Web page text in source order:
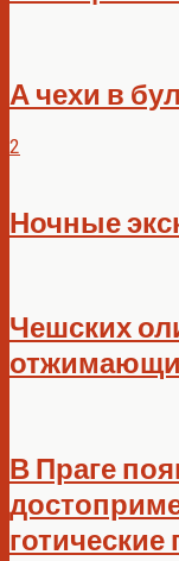
А чехи в
2
Ночные
Чешских
В Праге